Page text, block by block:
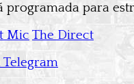
programada para
Mic The Direct
Telegram